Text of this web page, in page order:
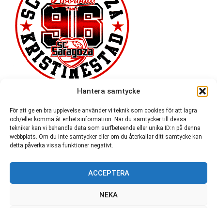
Hantera samtycke
För att ge en bra upplevelse använder vi teknik som cookies för att lagra
och/eller komma åt enhetsinformation. När du samtycker till dessa
tekniker kan vi behandla data som surfbeteende eller unika ID:n på denna
webbplats. Om du inte samtycker eller om du återkallar ditt samtycke kan
detta påverka vissa funktioner negativt.
ACCEPTERA
NEKA